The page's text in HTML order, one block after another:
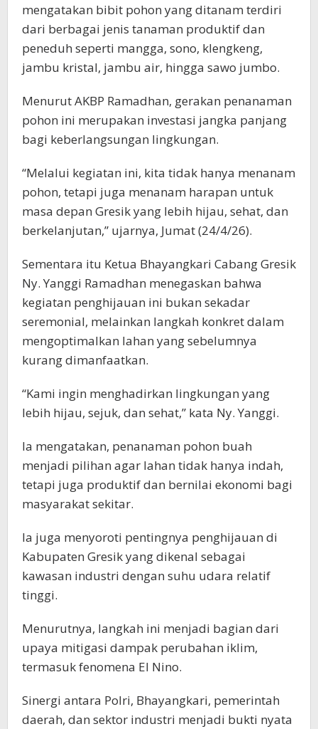
mengatakan bibit pohon yang ditanam terdiri
dari berbagai jenis tanaman produktif dan
peneduh seperti mangga, sono, klengkeng,
jambu kristal, jambu air, hingga sawo jumbo.
Menurut AKBP Ramadhan, gerakan penanaman
pohon ini merupakan investasi jangka panjang
bagi keberlangsungan lingkungan.
“Melalui kegiatan ini, kita tidak hanya menanam
pohon, tetapi juga menanam harapan untuk
masa depan Gresik yang lebih hijau, sehat, dan
berkelanjutan,” ujarnya, Jumat (24/4/26).
Sementara itu Ketua Bhayangkari Cabang Gresik
Ny. Yanggi Ramadhan menegaskan bahwa
kegiatan penghijauan ini bukan sekadar
seremonial, melainkan langkah konkret dalam
mengoptimalkan lahan yang sebelumnya
kurang dimanfaatkan.
“Kami ingin menghadirkan lingkungan yang
lebih hijau, sejuk, dan sehat,” kata Ny. Yanggi.
Ia mengatakan, penanaman pohon buah
menjadi pilihan agar lahan tidak hanya indah,
tetapi juga produktif dan bernilai ekonomi bagi
masyarakat sekitar.
Ia juga menyoroti pentingnya penghijauan di
Kabupaten Gresik yang dikenal sebagai
kawasan industri dengan suhu udara relatif
tinggi.
Menurutnya, langkah ini menjadi bagian dari
upaya mitigasi dampak perubahan iklim,
termasuk fenomena El Nino.
Sinergi antara Polri, Bhayangkari, pemerintah
daerah, dan sektor industri menjadi bukti nyata